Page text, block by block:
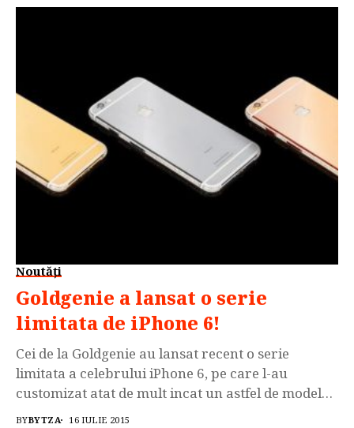
flagship-ul celor de la […]
Noutăți
Goldgenie a lansat o serie
limitata de iPhone 6!
Cei de la Goldgenie au lansat recent o serie
limitata a celebrului iPhone 6, pe care l-au
customizat atat de mult incat un astfel de model
poate fi achizitionat la „doar” 3 milioane de
BYBYTZA 16 IULIE 2015